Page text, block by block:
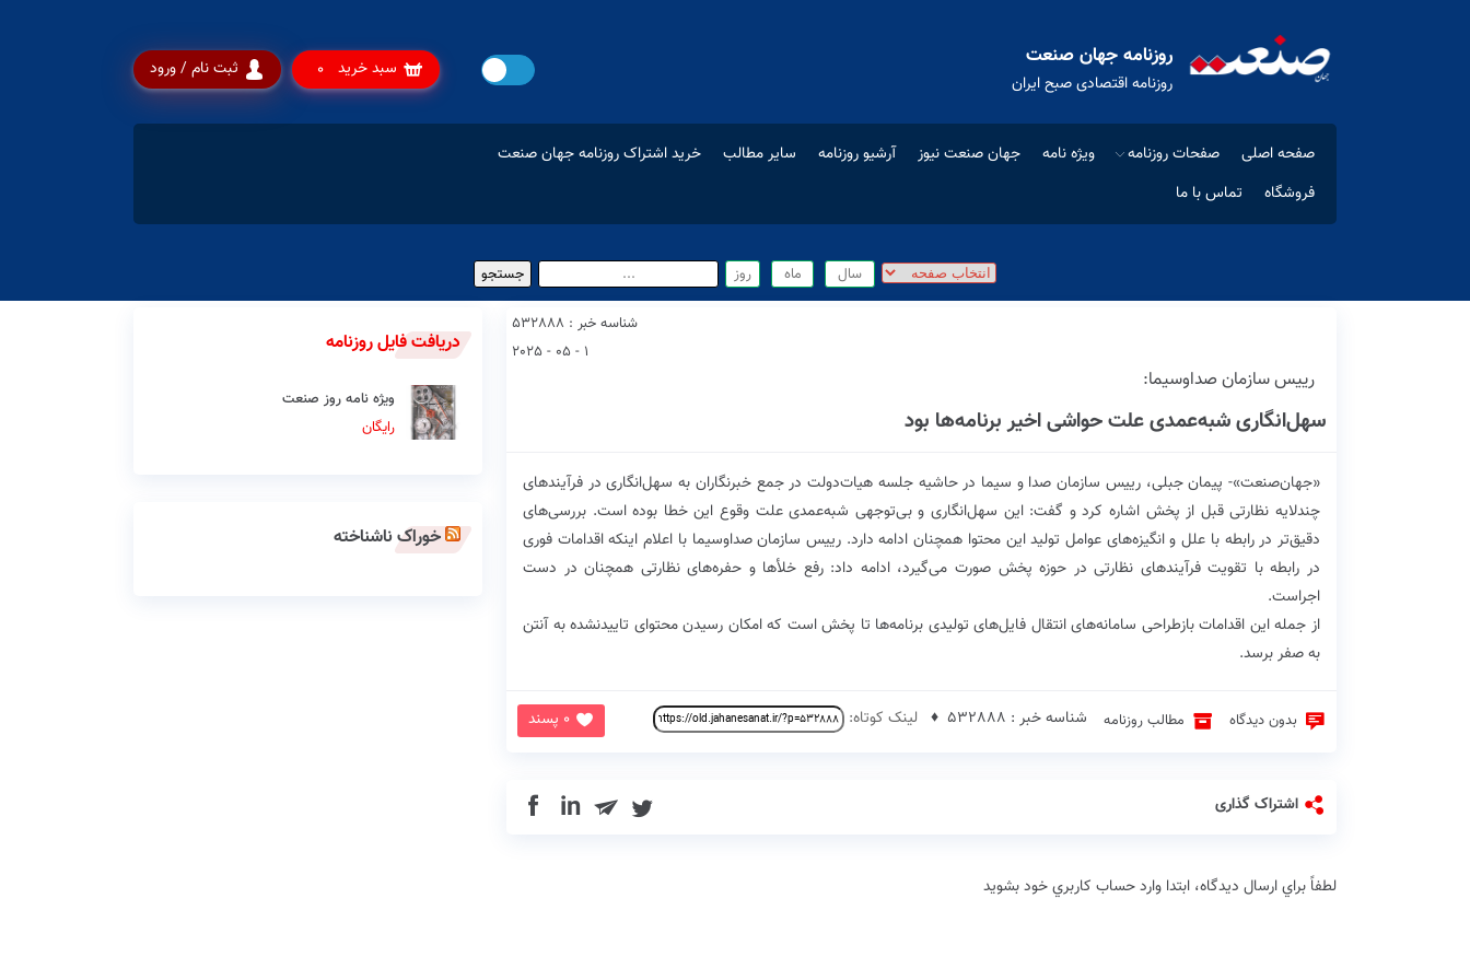
روزنامه جهان صنعت
روزنامه اقتصادی صبح ایران
ثبت نام / ورود سبد خرید 0
صفحه اصلی صفحات روزنامه ویژه نامه جهان صنعت نیوز آرشیو روزنامه سایر مطالب
خرید اشتراک روزنامه جهان صنعت
فروشگاه
تماس با ما
شناسه خبر : 532888
1 - 05 - 2025
رییس سازمان صداوسیما:
سهل‌انگاری شبه‌‌عمدی علت حواشی اخیر برنامه‌ها بود
«جهان‌صنعت»- پیمان جبلی، رییس سازمان صدا و سیما در حاشیه جلسه هیات‌دولت در جمع خبرنگاران به سهل‌انگاری در فرآیندهای
چندلایه نظارتی قبل از پخش اشاره کرد و گفت: این سهل‌انگاری و بی‌توجهی شبه‌عمدی علت وقوع این خطا بوده است. بررسی‌های
دقیق‌تر در رابطه با علل و انگیزه‌های عوامل تولید این محتوا همچنان ادامه دارد. رییس سازمان صدا‌وسیما با اعلام اینکه اقدامات فوری
در رابطه با تقویت فرآیندهای نظارتی در حوزه پخش صورت می‌گیرد، ادامه داد: رفع خلأها و حفره‌های نظارتی همچنان در دست
اجراست.
از جمله این اقدامات بازطراحی سامانه‌های انتقال فایل‌های تولیدی برنامه‌ها تا پخش است که امکان رسیدن محتوای تاییدنشده به آنتن
به صفر برسد.
بدون دیدگاه مطالب روزنامه 0 پسند شناسه خبر : 532888 ♦ لینک کوتاه:
اشتراک گذاری in
لطفاً براي ارسال دیدگاه، ابتدا وارد حساب كاربري خود بشويد
دریافت فایل روزنامه
ویژه نامه روز صنعت
رایگان
خوراک ناشناخته